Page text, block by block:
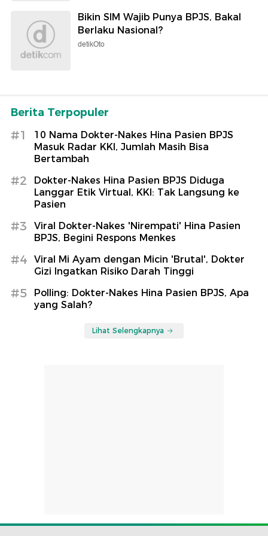
Bikin SIM Wajib Punya BPJS, Bakal
Berlaku Nasional?
detikOto
Berita Terpopuler
#1
10 Nama Dokter-Nakes Hina Pasien BPJS
Masuk Radar KKI, Jumlah Masih Bisa
Bertambah
#2
Dokter-Nakes Hina Pasien BPJS Diduga
Langgar Etik Virtual, KKI: Tak Langsung ke
Pasien
#3
Viral Dokter-Nakes 'Nirempati' Hina Pasien
BPJS, Begini Respons Menkes
#4
Viral Mi Ayam dengan Micin 'Brutal', Dokter
Gizi Ingatkan Risiko Darah Tinggi
#5
Polling: Dokter-Nakes Hina Pasien BPJS, Apa
yang Salah?
Lihat Selengkapnya